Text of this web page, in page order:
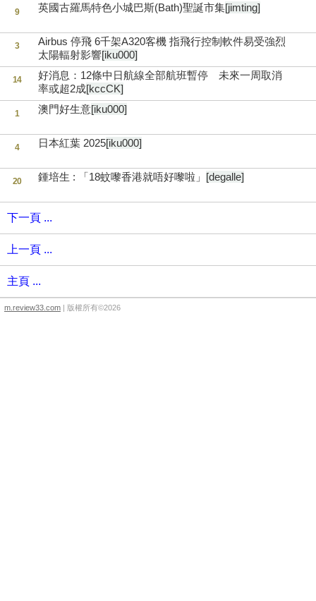
9 英國古羅馬特色小城巴斯(Bath)聖誕市集[jimting]
3
Airbus 停飛 6千架A320客機 指飛行控制軟件易受強烈
太陽輻射影響[iku000]
14
好消息：12條中日航線全部航班暫停 未來一周取消
率或超2成[kccCK]
1 澳門好生意[iku000]
4 日本紅葉 2025[iku000]
20 鍾培生 : 「18蚊嚟香港就唔好嚟啦」 [degalle]
下一頁 ...
上一頁 ...
主頁 ...
m.review33.com | 版權所有©2026